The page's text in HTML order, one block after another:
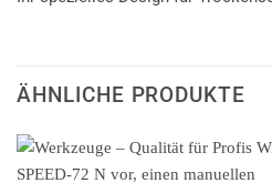
ÄHNLICHE PRODUKTE